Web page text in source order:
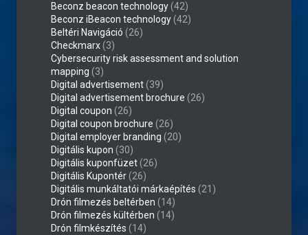
Beconz beacon technology(42)
Beconz iBeacon technology(42)
Beltéri Navigáció (26)
Checkmarx(3)
Cybersecurity risk assessment and solution
mapping (3)
Digital advertisement(39)
Digital advertisement brochure (26)
Digital coupon (26)
Digital coupon brochure (26)
Digital employer branding (20)
Digitális kupon (30)
Digitális kuponfüzet(26)
Digitális Kupontér(26)
Digitális munkáltatói márkaépítés (21)
Drón filmezés beltérben (14)
Drón filmezés kültérben (14)
Drón filmkészítés (14)